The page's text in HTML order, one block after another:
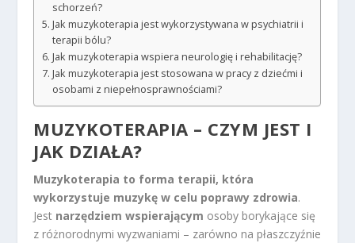
schorzeń?
Jak muzykoterapia jest wykorzystywana w psychiatrii i
terapii bólu?
Jak muzykoterapia wspiera neurologię i rehabilitację?
Jak muzykoterapia jest stosowana w pracy z dziećmi i
osobami z niepełnosprawnościami?
MUZYKOTERAPIA – CZYM JEST I
JAK DZIAŁA?
Muzykoterapia to forma terapii, która
wykorzystuje muzykę w celu poprawy zdrowia.
Jest narzędziem wspierającym osoby borykające się
z różnorodnymi wyzwaniami – zarówno na płaszczyźnie